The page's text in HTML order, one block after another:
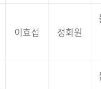
이효섭 정회원